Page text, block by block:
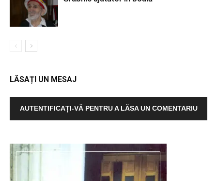
LĂSAȚI UN MESAJ
AUTENTIFICAȚI-VĂ PENTRU A LĂSA UN COMENTARIU